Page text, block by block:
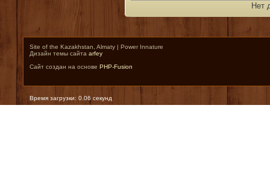
Нет
Site of the Kazakhstan, Almaty | Power Innature
Дизайн темы сайта arfey
Сайт создан на основе PHP-Fusion
Время загрузки: 0.06 секунд